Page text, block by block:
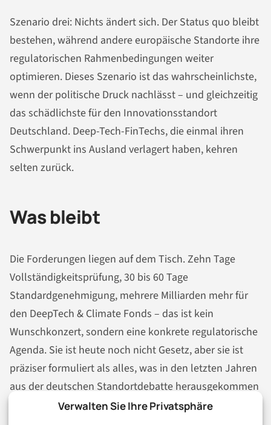
Verwalten Sie Ihre Privatsphäre
Szenario drei: Nichts ändert sich. Der Status quo bleibt
bestehen, während andere europäische Standorte ihre
regulatorischen Rahmenbedingungen weiter
optimieren. Dieses Szenario ist das wahrscheinlichste,
wenn der politische Druck nachlässt – und gleichzeitig
das schädlichste für den Innovationsstandort
Deutschland. Deep-Tech-FinTechs, die einmal ihren
Schwerpunkt ins Ausland verlagert haben, kehren
selten zurück.
Was bleibt
Die Forderungen liegen auf dem Tisch. Zehn Tage
Vollständigkeitsprüfung, 30 bis 60 Tage
Standardgenehmigung, mehrere Milliarden mehr für
den DeepTech & Climate Fonds – das ist kein
Wunschkonzert, sondern eine konkrete regulatorische
Agenda. Sie ist heute noch nicht Gesetz, aber sie ist
präziser formuliert als alles, was in den letzten Jahren
aus der deutschen Standortdebatte herausgekommen